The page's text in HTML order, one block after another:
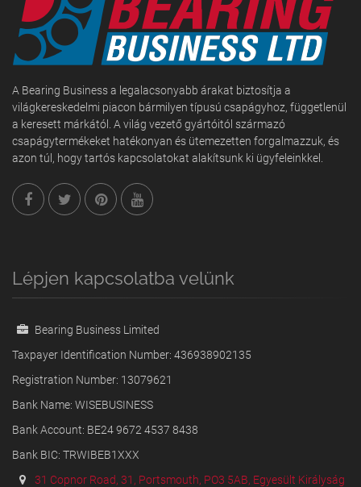
A Bearing Business a legalacsonyabb árakat biztosítja a
világkereskedelmi piacon bármilyen típusú csapágyhoz, függetlenül
a keresett márkától. A világ vezető gyártóitól származó
csapágytermékeket hatékonyan és ütemezetten forgalmazzuk, és
azon túl, hogy tartós kapcsolatokat alakítsunk ki ügyfeleinkkel.
Lépjen kapcsolatba velünk
Bearing Business Limited
Taxpayer Identification Number: 436938902135
Registration Number: 13079621
Bank Name: WISEBUSINESS
Bank Account: BE24 9672 4537 8438
Bank BIC: TRWIBEB1XXX
31 Copnor Road, 31, Portsmouth, PO3 5AB, Egyesült Királyság